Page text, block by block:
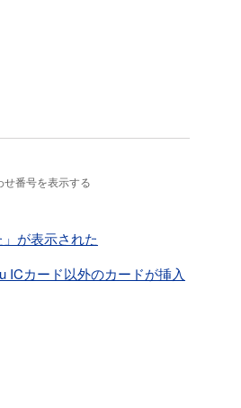
せ番号を表示する
が表示された
ICカード以外のカードが挿入